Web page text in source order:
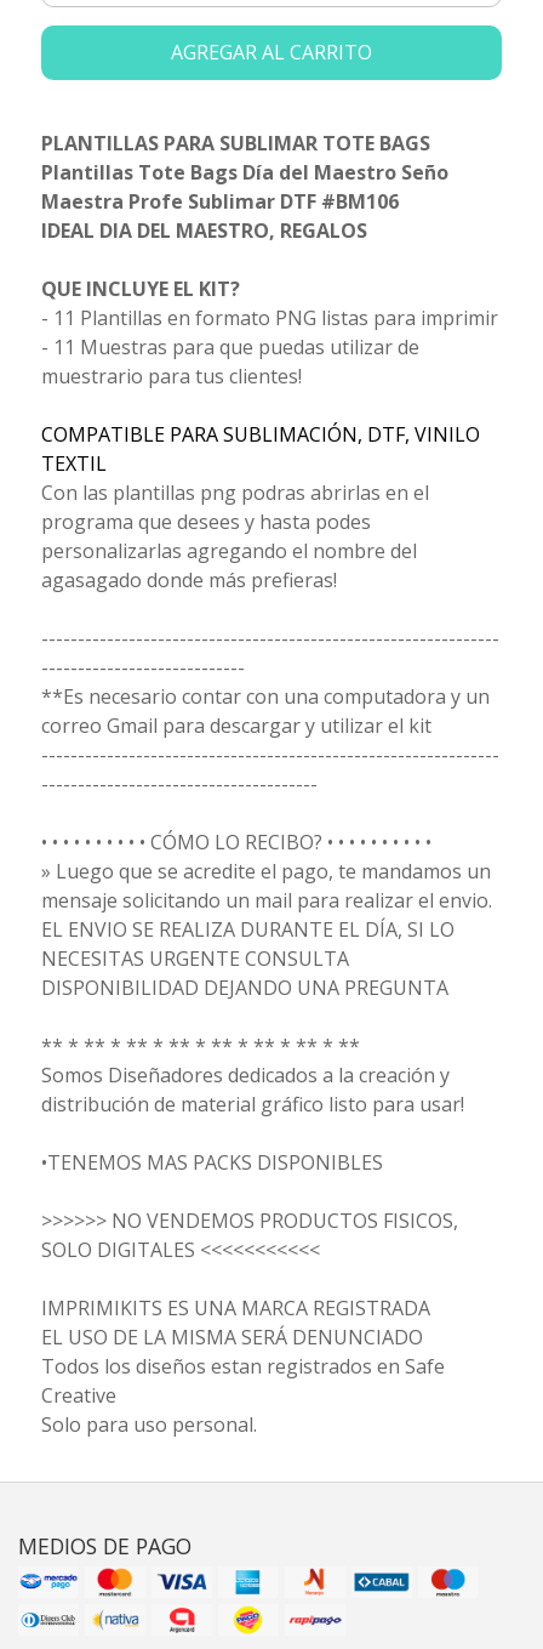
AGREGAR AL CARRITO
PLANTILLAS PARA SUBLIMAR TOTE BAGS
Plantillas Tote Bags Día del Maestro Seño
Maestra Profe Sublimar DTF #BM106
IDEAL DIA DEL MAESTRO, REGALOS
QUE INCLUYE EL KIT?
- 11 Plantillas en formato PNG listas para imprimir
- 11 Muestras para que puedas utilizar de
muestrario para tus clientes!
COMPATIBLE PARA SUBLIMACIÓN, DTF, VINILO
TEXTIL
Con las plantillas png podras abrirlas en el
programa que desees y hasta podes
personalizarlas agregando el nombre del
agasagado donde más prefieras!
---------------------------------------------------------------
----------------------------
**Es necesario contar con una computadora y un
correo Gmail para descargar y utilizar el kit
---------------------------------------------------------------
--------------------------------------
• • • • • • • • • • CÓMO LO RECIBO? • • • • • • • • • •
» Luego que se acredite el pago, te mandamos un
mensaje solicitando un mail para realizar el envio.
EL ENVIO SE REALIZA DURANTE EL DÍA, SI LO
NECESITAS URGENTE CONSULTA
DISPONIBILIDAD DEJANDO UNA PREGUNTA
** * ** * ** * ** * ** * ** * ** * **
Somos Diseñadores dedicados a la creación y
distribución de material gráfico listo para usar!
•TENEMOS MAS PACKS DISPONIBLES
>>>>>> NO VENDEMOS PRODUCTOS FISICOS,
SOLO DIGITALES <<<<<<<<<<<
IMPRIMIKITS ES UNA MARCA REGISTRADA
EL USO DE LA MISMA SERÁ DENUNCIADO
Todos los diseños estan registrados en Safe
Creative
Solo para uso personal.
MEDIOS DE PAGO